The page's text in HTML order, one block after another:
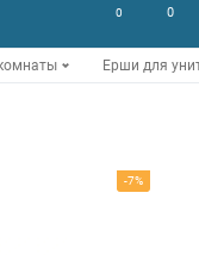
0 0
Ерши для
-7%